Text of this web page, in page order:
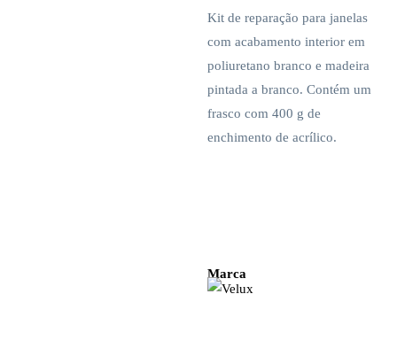
Kit de reparação para janelas
com acabamento interior em
poliuretano branco e madeira
pintada a branco. Contém um
frasco com 400 g de
enchimento de acrílico.
Marca